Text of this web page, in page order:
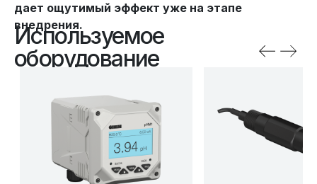
дает ощутимый эффект уже на этапе
внедрения.
Используемое
оборудование